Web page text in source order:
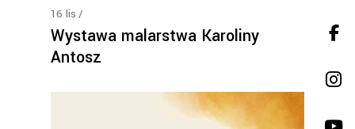
16 lis
Wystawa malarstwa Karoliny
Antosz